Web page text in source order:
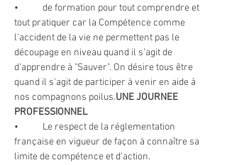
de formation pour tout comprendre et
tout pratiquer car la Compétence comme
l'accident de la vie ne permettent pas le
découpage en niveau quand il s'agit de
d'apprendre à "Sauver". On désire tous être
quand il s'agit de participer à venir en aide à
nos compagnons poilus.UNE JOURNEE
PROFESSIONNEL
•	Le respect de la réglementation
française en vigueur de façon à connaître sa
limite de compétence et d’action.